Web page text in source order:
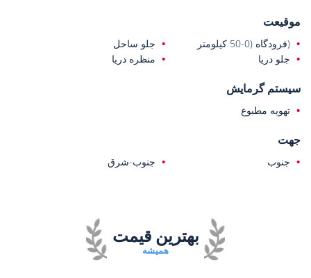
موقیعت
(فرودگاه (0-50 کیلومتر
جلو ساحل
جلو دریا
منظره دریا
سیستم گرمایش
تهویه مطبوع
جهت
جنوب جنوب-شرق
همیشه
بهترین قیمت